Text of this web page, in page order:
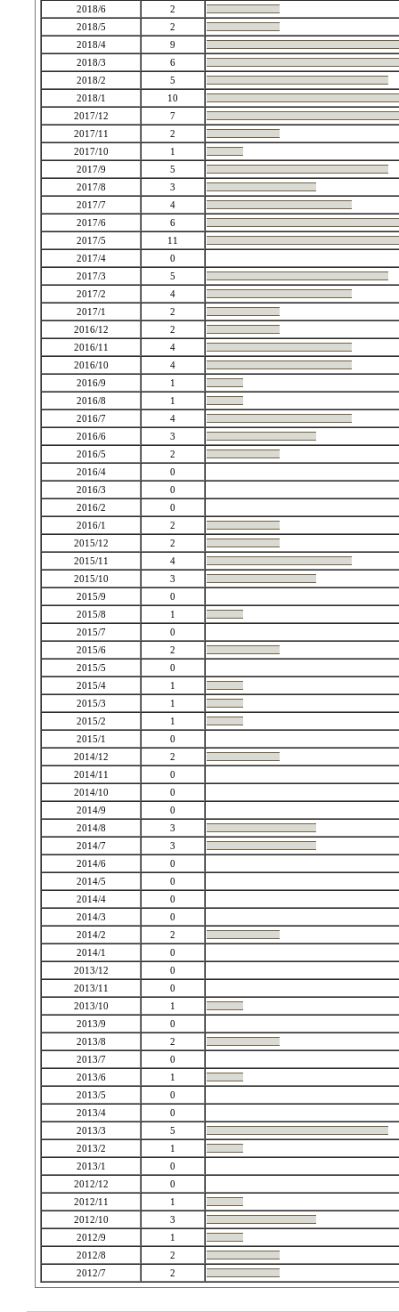
2018/6
2
2018/5
2
2018/4
9
2018/3
6
2018/2
5
2018/1
10
2017/12
7
2017/11
2
2017/10
1
2017/9
5
2017/8
3
2017/7
4
2017/6
6
2017/5
11
2017/4
0
2017/3
5
2017/2
4
2017/1
2
2016/12
2
2016/11
4
2016/10
4
2016/9
1
2016/8
1
2016/7
4
2016/6
3
2016/5
2
2016/4
0
2016/3
0
2016/2
0
2016/1
2
2015/12
2
2015/11
4
2015/10
3
2015/9
0
2015/8
1
2015/7
0
2015/6
2
2015/5
0
2015/4
1
2015/3
1
2015/2
1
2015/1
0
2014/12
2
2014/11
0
2014/10
0
2014/9
0
2014/8
3
2014/7
3
2014/6
0
2014/5
0
2014/4
0
2014/3
0
2014/2
2
2014/1
0
2013/12
0
2013/11
0
2013/10
1
2013/9
0
2013/8
2
2013/7
0
2013/6
1
2013/5
0
2013/4
0
2013/3
5
2013/2
1
2013/1
0
2012/12
0
2012/11
1
2012/10
3
2012/9
1
2012/8
2
2012/7
2